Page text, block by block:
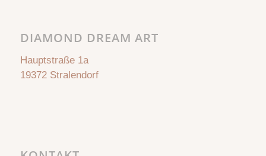
DIAMOND DREAM ART
Hauptstraße 1a
19372 Stralendorf